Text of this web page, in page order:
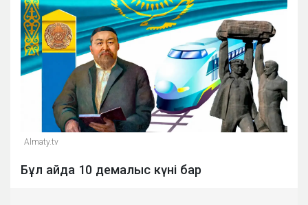
Almaty.tv
Бұл айда 10 демалыс күні бар